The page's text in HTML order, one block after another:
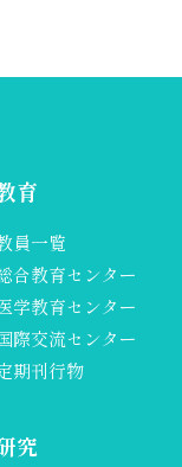
育
員一覧
合教育センター
学教育センター
際交流センター
期刊行物
究